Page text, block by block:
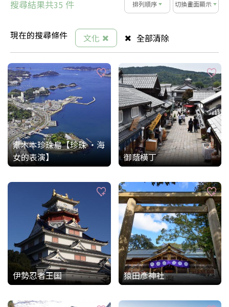
搜尋結果共35 件 排列順序 切換畫面顯示
現在的搜尋條件 文化 全部清除
禦木本珍珠島【珍珠 ・海
女的表演】
御蔭橫丁
伊勢忍者王国 猿田彥神社